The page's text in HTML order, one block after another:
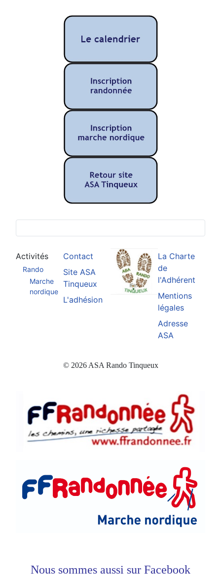
Nous sommes aussi sur Facebook
Activités
Rando
Marche
nordique
Contact
Site ASA
Tinqueux
L'adhésion
La Charte
de
l'Adhérent
Mentions
légales
Adresse
ASA
© 2026 ASA Rando Tinqueux